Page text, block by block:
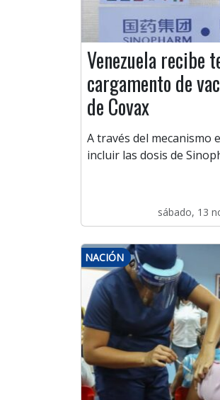
Venezuela recibe
cargamento de
de Covax
A través del mecanismo
incluir las dosis de
sábado, 13
NACIÓN